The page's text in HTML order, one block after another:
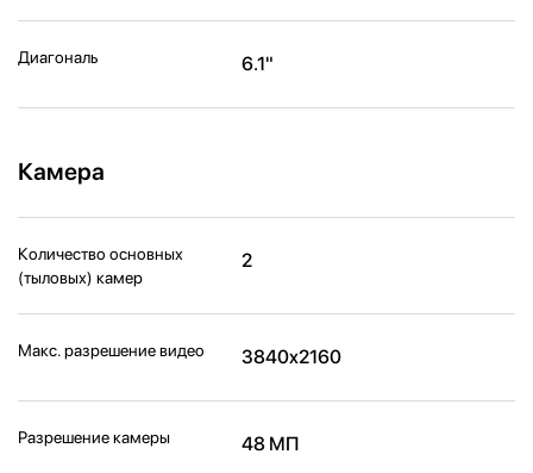
Диагональ 6.1"
Камера
Количество основных
(тыловых) камер
2
Макс. разрешение видео 3840x2160
Разрешение камеры 48 МП